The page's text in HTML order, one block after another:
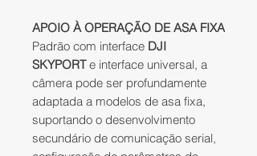
APOIO À OPERAÇÃO DE ASA FIXA
Padrão com interface DJI
SKYPORTe interface universal, a
câmera pode ser profundamente
adaptada a modelos de asa fixa,
suportando o desenvolvimento
secundário de comunicação serial,